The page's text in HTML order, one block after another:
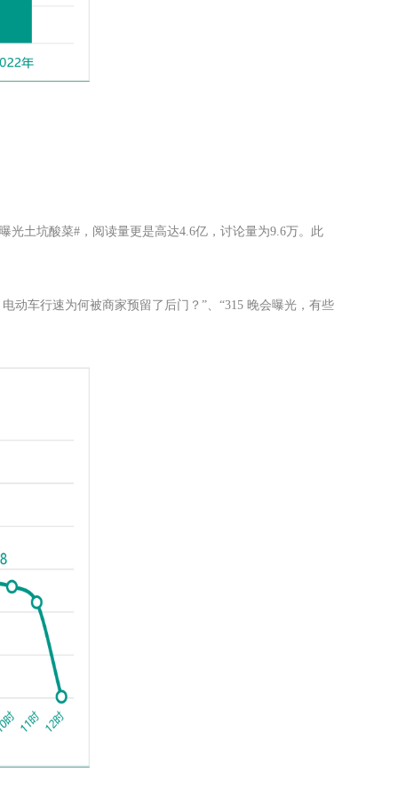
光土坑酸菜#，阅读量更是高达4.6亿，讨论量为9.6万。此
动车行速为何被商家预留了后门？”、“315 晚会曝光，有些